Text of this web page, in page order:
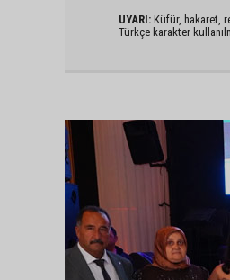
UYARI: Küfür, hakaret,
Türkçe karakter